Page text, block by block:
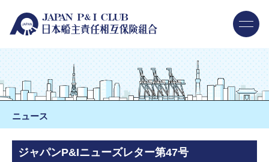
ニュース
ジャパンP&Iニューズレター第47号